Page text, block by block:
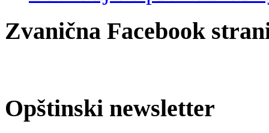
Zvanična Facebook
Opštinski newsletter